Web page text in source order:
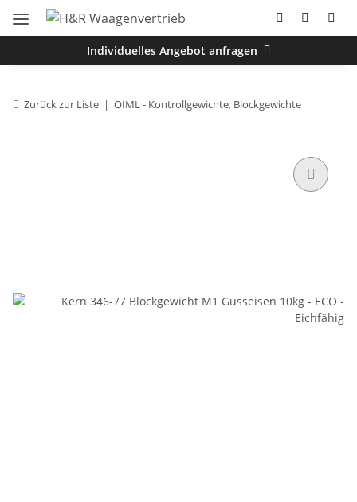
Individuelles Angebot anfragen
Zurück zur Liste OIML - Kontrollgewichte, Blockgewichte